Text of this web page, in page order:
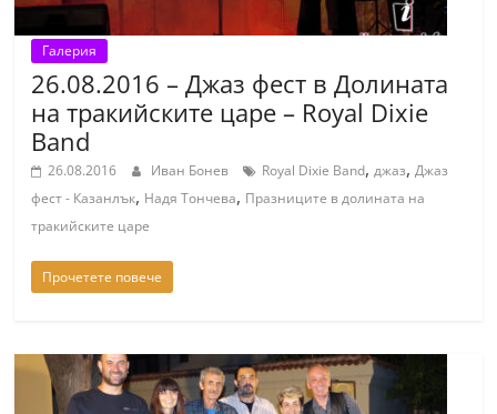
Галерия
26.08.2016 – Джаз фест в Долината
на тракийските царе – Royal Dixie
Band
26.08.2016 Иван Бонев Royal Dixie Band,джаз,Джаз
фест - Казанлък, Надя Тончева, Празниците в долината на
тракийските царе
Прочетете повече